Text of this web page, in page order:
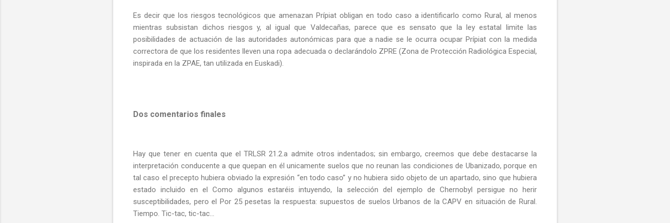
Es decir que los riesgos tecnológicos que amenazan Prípiat obligan en todo caso a identificarlo como Rural, al menos
mientras subsistan dichos riesgos y, al igual que Valdecañas, parece que es sensato que la ley estatal limite las
posibilidades de actuación de las autoridades autonómicas para que a nadie se le ocurra ocupar Prípiat con la medida
correctora de que los residentes lleven una ropa adecuada o declarándolo ZPRE (Zona de Protección Radiológica Especial,
inspirada en la ZPAE, tan utilizada en Euskadi).
Dos comentarios finales
Hay que tener en cuenta que el TRLSR 21.2.a admite otros indentados; sin embargo, creemos que debe destacarse la
interpretación conducente a que quepan en él unicamente suelos que no reunan las condiciones de Ubanizado, porque en
tal caso el precepto hubiera obviado la expresión “en todo caso” y no hubiera sido objeto de un apartado, sino que hubiera
estado incluido en el Como algunos estaréis intuyendo, la selección del ejemplo de Chernobyl persigue no herir
susceptibilidades, pero el Por 25 pesetas la respuesta: supuestos de suelos Urbanos de la CAPV en situación de Rural.
Tiempo. Tic-tac, tic-tac…